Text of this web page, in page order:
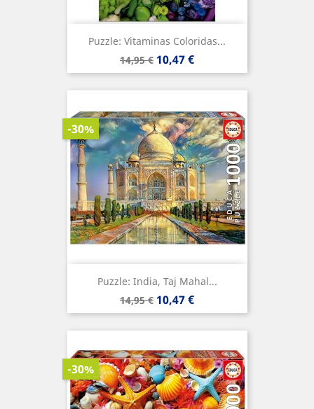
Puzzle: Vitaminas Coloridas...
Precio
base
14,95 € Precio
10,47 €
Puzzle: India, Taj Mahal...
Precio
base
14,95 €
-30%
Precio
10,47 €
-30%